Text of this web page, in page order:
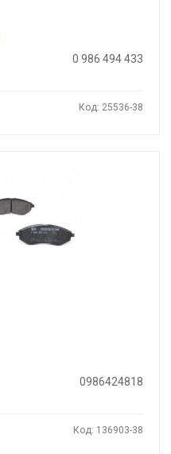
0 986 494 433
Код: 25536-38
0986424818
Код: 136903-38